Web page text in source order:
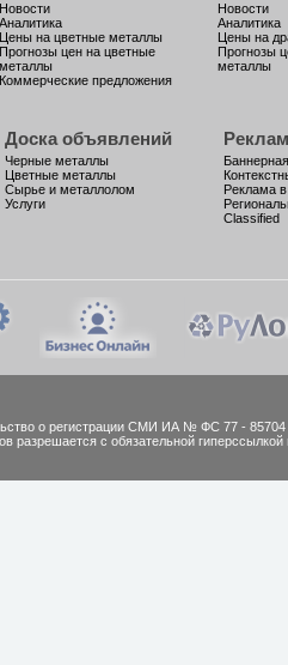
Новости
Аналитика
Цены на цветные металлы
Прогнозы цен на цветные
металлы
Коммерческие предложения
Новости
Аналитика
Цены на
Прогнозы
металлы
Доска объявлений
Черные металлы
Цветные металлы
Сырье и металлолом
Услуги
Реклама
Classified
о регистрации СМИ ИА № ФС 77 - 85704
разрешается с обязательной гиперссылкой